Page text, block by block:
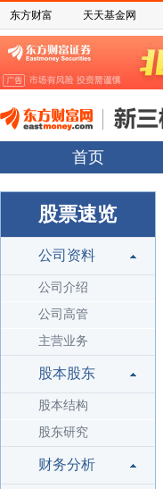
东方财富 天天基金网
首页
股票速览
公司资料
公司介绍
公司高管
主营业务
股本股东
股本结构
股东研究
财务分析